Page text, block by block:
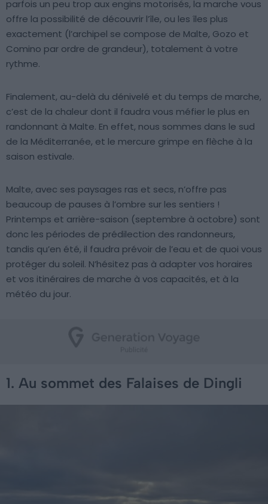
parfois un peu trop aux engins motorisés, la marche vous
offre la possibilité de découvrir l’île, ou les îles plus
exactement (l’archipel se compose de Malte, Gozo et
Comino par ordre de grandeur), totalement à votre
rythme.
Finalement, au-delà du dénivelé et du temps de marche,
c’est de la chaleur dont il faudra vous méfier le plus en
randonnant à Malte. En effet, nous sommes dans le sud
de la Méditerranée, et le mercure grimpe en flèche à la
saison estivale.
Malte, avec ses paysages ras et secs, n’offre pas
beaucoup de pauses à l’ombre sur les sentiers !
Printemps et arrière-saison (septembre à octobre) sont
donc les périodes de prédilection des randonneurs,
tandis qu’en été, il faudra prévoir de l’eau et de quoi vous
protéger du soleil. N’hésitez pas à adapter vos horaires
et vos itinéraires de marche à vos capacités, et à la
météo du jour.
1. Au sommet des Falaises de Dingli